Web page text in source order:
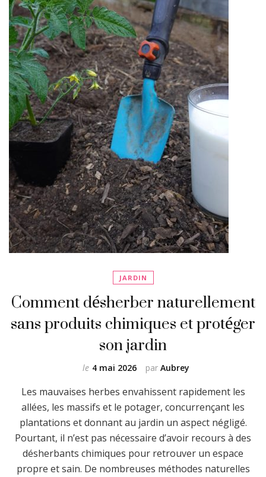
JARDIN
Comment désherber naturellement
sans produits chimiques et protéger
son jardin
par Aubrey
le 4 mai 2026
Les mauvaises herbes envahissent rapidement les
allées, les massifs et le potager, concurrençant les
plantations et donnant au jardin un aspect négligé.
Pourtant, il n’est pas nécessaire d’avoir recours à des
désherbants chimiques pour retrouver un espace
propre et sain. De nombreuses méthodes naturelles